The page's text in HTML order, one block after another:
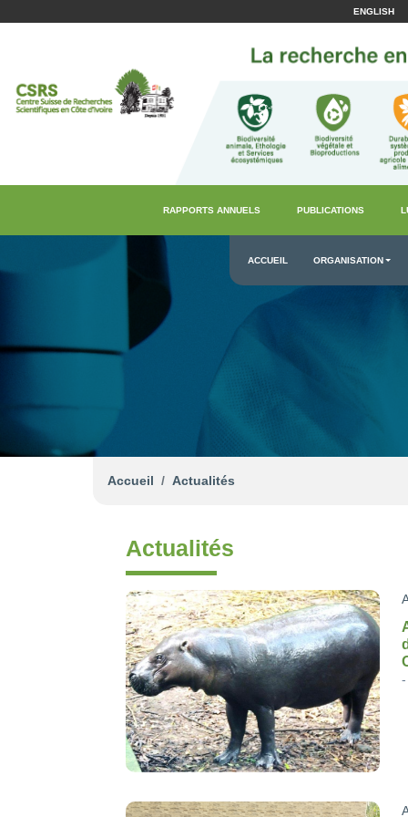
ENGLISH
RAPPORTS ANNUELS PUBLICATIONS
ACCUEIL ORGANISATION
Accueil Actualités
Actualités